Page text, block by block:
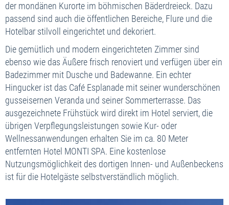
der mondänen Kurorte im böhmischen Bäderdreieck. Dazu
passend sind auch die öffentlichen Bereiche, Flure und die
Hotelbar stilvoll eingerichtet und dekoriert.
Die gemütlich und modern eingerichteten Zimmer sind
ebenso wie das Äußere frisch renoviert und verfügen über ein
Badezimmer mit Dusche und Badewanne. Ein echter
Hingucker ist das Café Esplanade mit seiner wunderschönen
gusseisernen Veranda und seiner Sommerterrasse. Das
ausgezeichnete Frühstück wird direkt im Hotel serviert, die
übrigen Verpflegungsleistungen sowie Kur- oder
Wellnessanwendungen erhalten Sie im ca. 80 Meter
entfernten Hotel MONTI SPA. Eine kostenlose
Nutzungsmöglichkeit des dortigen Innen- und Außenbeckens
ist für die Hotelgäste selbstverständlich möglich.